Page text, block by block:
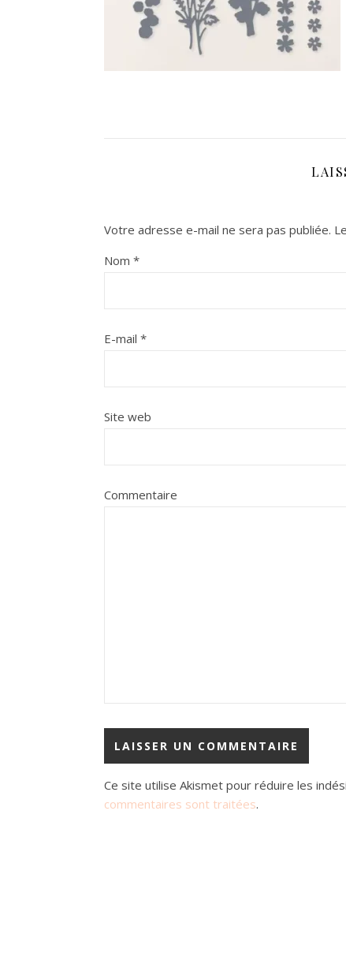
Votre adresse e-mail ne sera pas publiée.
Nom *
E-mail *
Site web
Commentaire
Ce site utilise Akismet pour réduire les
commentaires sont traitées.